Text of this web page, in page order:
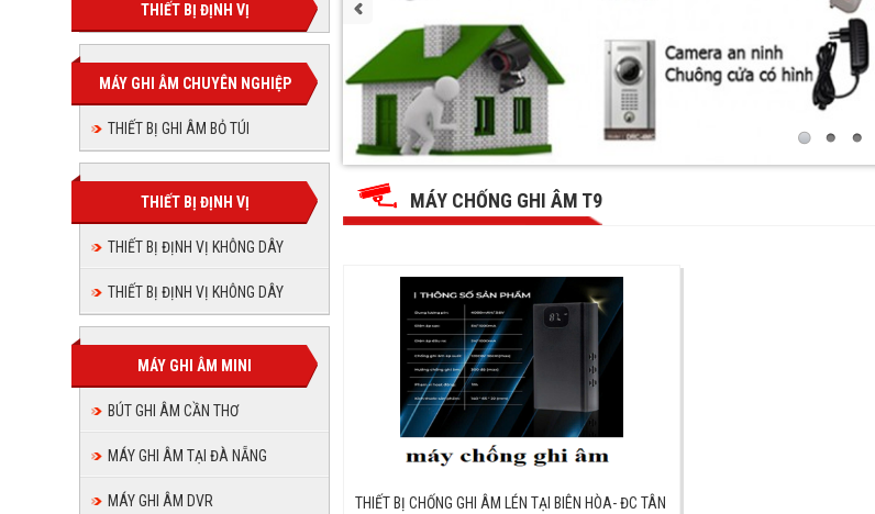
THIẾT BỊ ĐỊNH VỊ
MÁY GHI ÂM CHUYÊN NGHIỆP
THIẾT BỊ GHI ÂM BỎ TÚI
THIẾT BỊ ĐỊNH VỊ
THIẾT BỊ ĐỊNH VỊ KHÔNG DÂY
THIẾT BỊ ĐỊNH VỊ KHÔNG DÂY
MÁY GHI ÂM MINI
BÚT GHI ÂM CẦN THƠ
MÁY GHI ÂM TẠI ĐÀ NẴNG
MÁY GHI ÂM DVR
THUẬN
PHÁT
JSC
THUẬN
PHÁT
THUẬN
PHÁT
JSC
THUẬN
PHÁT
JSC
THUẬN
PHÁT
JSC
THUẬN
PHÁT
JSC MÁY CHỐNG GHI ÂM T9
THIẾT BỊ CHỐNG GHI ÂM LÉN TẠI BIÊN HÒA- ĐC TÂN